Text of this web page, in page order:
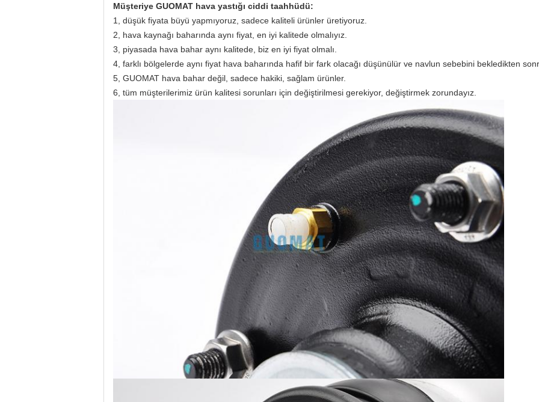
Müşteriye GUOMAT hava yastığı ciddi taahhüdü:
1, düşük fiyata büyü yapmıyoruz, sadece kaliteli ürünler üretiyoruz.
2, hava kaynağı baharında aynı fiyat, en iyi kalitede olmalıyız.
3, piyasada hava bahar aynı kalitede, biz en iyi fiyat olmalı.
4, farklı bölgelerde aynı fiyat hava baharında hafif bir fark olacağı düşünülür ve navlun sebebini bekledikten
5, GUOMAT hava bahar değil, sadece hakiki, sağlam ürünler.
6, tüm müşterilerimiz ürün kalitesi sorunları için değiştirilmesi gerekiyor, değiştirmek zorundayız.